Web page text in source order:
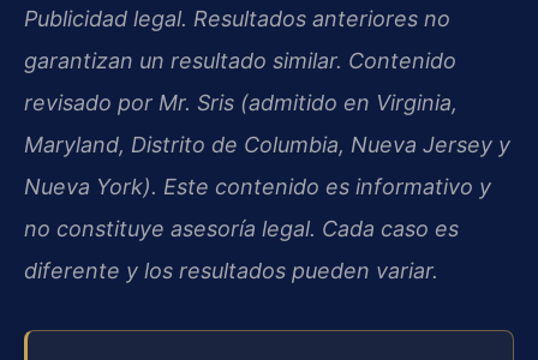
Publicidad legal. Resultados anteriores no
garantizan un resultado similar. Contenido
revisado por Mr. Sris (admitido en Virginia,
Maryland, Distrito de Columbia, Nueva Jersey y
Nueva York). Este contenido es informativo y
no constituye asesoría legal. Cada caso es
diferente y los resultados pueden variar.